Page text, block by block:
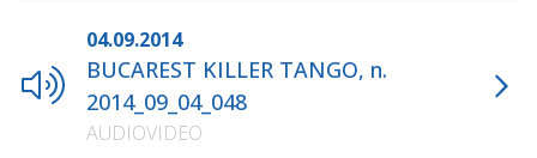
04.09.2014
BUCAREST KILLER TANGO, n.
2014_09_04_048
AUDIOVIDEO